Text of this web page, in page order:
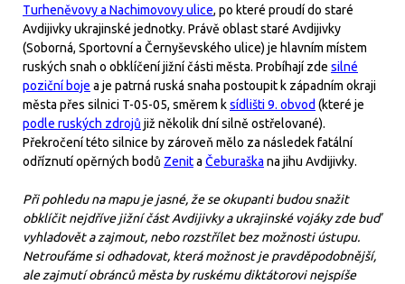
Turheněvovy a Nachimovovy ulice, po které proudí do staré
Avdijivky ukrajinské jednotky. Právě oblast staré Avdijivky
(Soborná, Sportovní a Černyševského ulice) je hlavním místem
ruských snah o obklíčení jižní části města. Probíhají zde silné
poziční boje a je patrná ruská snaha postoupit k západním okraji
města přes silnici T-05-05, směrem ksídlišti 9. obvod (které je
podle ruských zdrojů již několik dní silně ostřelované).
Překročení této silnice by zároveň mělo za následek fatální
odříznutí opěrných bodů Zenita Čeburaška na jihu Avdijivky.
Při pohledu na mapu je jasné, že se okupanti budou snažit
obklíčit nejdříve jižní část Avdijivky a ukrajinské vojáky zde buď
vyhladovět a zajmout, nebo rozstřílet bez možnosti ústupu.
Netroufáme si odhadovat, která možnost je pravděpodobnější,
ale zajmutí obránců města by ruskému diktátorovi nejspíše